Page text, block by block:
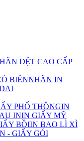
DỆT CAO CẤP
BIÊNNHÃN IN
PHỔ THÔNGIN
ININ GIẤY MỸ
BỒIIN BAO LÌ XÌ
- GIẤY GÓI